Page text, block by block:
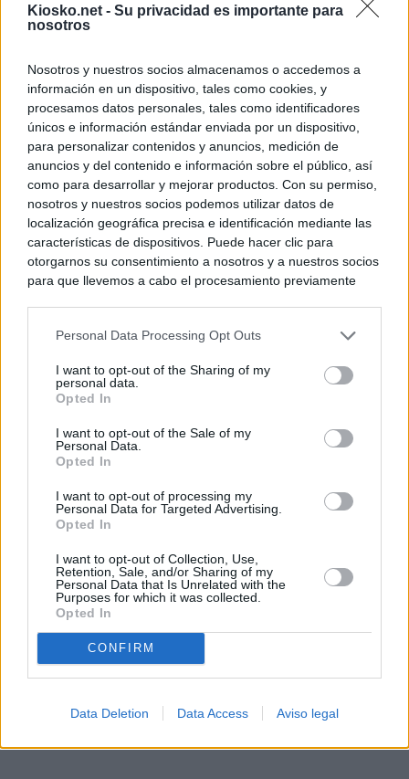
Kiosko.net - Su privacidad es importante para
nosotros
Nosotros y nuestros socios almacenamos o accedemos a
información en un dispositivo, tales como cookies, y
procesamos datos personales, tales como identificadores
únicos e información estándar enviada por un dispositivo,
para personalizar contenidos y anuncios, medición de
anuncios y del contenido e información sobre el público, así
como para desarrollar y mejorar productos. Con su permiso,
nosotros y nuestros socios podemos utilizar datos de
localización geográfica precisa e identificación mediante las
características de dispositivos. Puede hacer clic para
otorgarnos su consentimiento a nosotros y a nuestros socios
para que llevemos a cabo el procesamiento previamente
negar su consentimiento. Tenga en cuenta que algún
de su consentimiento, pero usted tiene el derecho de
rechazar tal procesamiento. Sus preferencias se aplicarán
cualquier momento entrando de nuevo en este sitio web o
visitando nuestra política de privacidad.
Personal Data Processing Opt Outs
I want to opt-out of the Sharing of my
personal data.
Opted In
I want to opt-out of the Sale of my
Personal Data.
Opted In
I want to opt-out of processing my
Personal Data for Targeted Advertising.
Opted In
I want to opt-out of Collection, Use,
Retention, Sale, and/or Sharing of my
Personal Data that Is Unrelated with the
Purposes for which it was collected.
Opted In
CONFIRM
Data Deletion Data Access Aviso legal